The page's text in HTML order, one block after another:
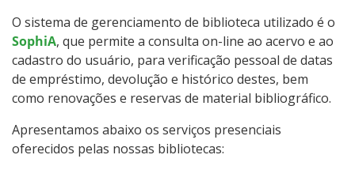
O sistema de gerenciamento de biblioteca utilizado é o
SophiA, que permite a consulta on-line ao acervo e ao
cadastro do usuário, para verificação pessoal de datas
de empréstimo, devolução e histórico destes, bem
como renovações e reservas de material bibliográfico.
Apresentamos abaixo os serviços presenciais
oferecidos pelas nossas bibliotecas: